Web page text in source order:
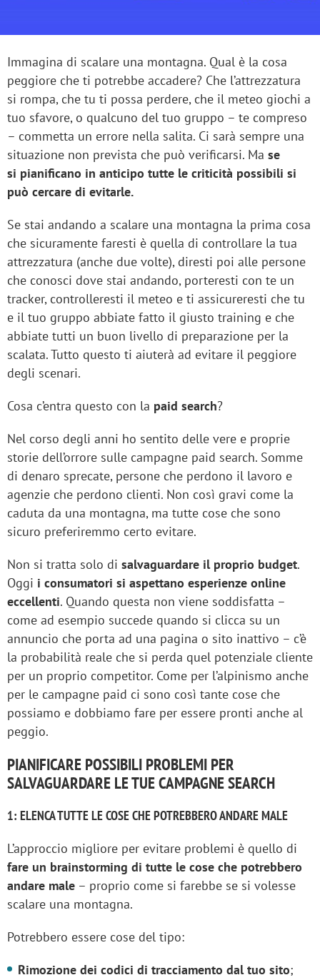
Immagina di scalare una montagna. Qual è la cosa
peggiore che ti potrebbe accadere? Che l’attrezzatura
si rompa, che tu ti possa perdere, che il meteo giochi a
tuo sfavore, o qualcuno del tuo gruppo – te compreso
– commetta un errore nella salita. Ci sarà sempre una
situazione non prevista che può verificarsi. Ma se
si pianificano in anticipo tutte le criticità possibili si
può cercare di evitarle.
Se stai andando a scalare una montagna la prima cosa
che sicuramente faresti è quella di controllare la tua
attrezzatura (anche due volte), diresti poi alle persone
che conosci dove stai andando, porteresti con te un
tracker, controlleresti il meteo e ti assicureresti che tu
e il tuo gruppo abbiate fatto il giusto training e che
abbiate tutti un buon livello di preparazione per la
scalata. Tutto questo ti aiuterà ad evitare il peggiore
degli scenari.
Cosa c’entra questo con la paid search?
Nel corso degli anni ho sentito delle vere e proprie
storie dell’orrore sulle campagne paid search. Somme
di denaro sprecate, persone che perdono il lavoro e
agenzie che perdono clienti. Non così gravi come la
caduta da una montagna, ma tutte cose che sono
sicuro preferiremmo certo evitare.
Non si tratta solo di salvaguardare il proprio budget.
Oggi i consumatori si aspettano esperienze online
eccellenti. Quando questa non viene soddisfatta –
come ad esempio succede quando si clicca su un
annuncio che porta ad una pagina o sito inattivo – c’è
la probabilità reale che si perda quel potenziale cliente
per un proprio competitor. Come per l’alpinismo anche
per le campagne paid ci sono così tante cose che
possiamo e dobbiamo fare per essere pronti anche al
peggio.
PIANIFICARE POSSIBILI PROBLEMI PER
SALVAGUARDARE LE TUE CAMPAGNE SEARCH
1: ELENCA TUTTE LE COSE CHE POTREBBERO ANDARE MALE
L’approccio migliore per evitare problemi è quello di
fare un brainstorming di tutte le cose che potrebbero
andare male – proprio come si farebbe se si volesse
scalare una montagna.
Potrebbero essere cose del tipo:
Rimozione dei codici di tracciamento dal tuo sito;